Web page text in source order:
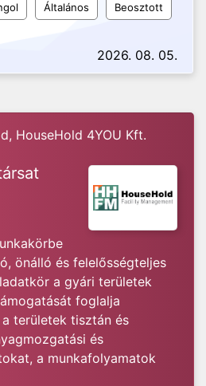
Általános Beosztott
2026. 08. 05.
HouseHold 4YOU Kft.
önálló és felelősségteljes
a gyári területek
foglalja
területek tisztán és
és
a munkafolyamatok